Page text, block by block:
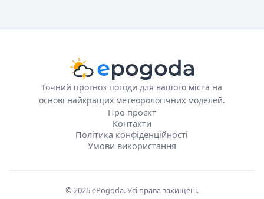
Точний прогноз погоди для вашого міста на
основі найкращих метеорологічних моделей.
Про проєкт
Контакти
Політика конфіденційності
Умови використання
© 2026 ePogoda. Усі права захищені.